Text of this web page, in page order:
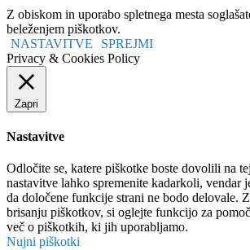
Z obiskom in uporabo spletnega mesta
beleženjem piškotkov.
NASTAVITVE
SPREJMI
Privacy & Cookies Policy
Zapri
Nastavitve
Odločite se, katere piškotke boste dovolili na
nastavitve lahko spremenite kadarkoli, vendar
da določene funkcije strani ne bodo delovale.
brisanju piškotkov, si oglejte funkcijo za
več o piškotkih, ki jih uporabljamo.
Nujni piškotki